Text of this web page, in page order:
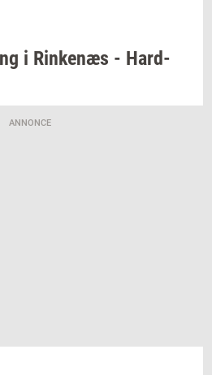
i Rin­ke­næs - Hard-​
ANNONCE